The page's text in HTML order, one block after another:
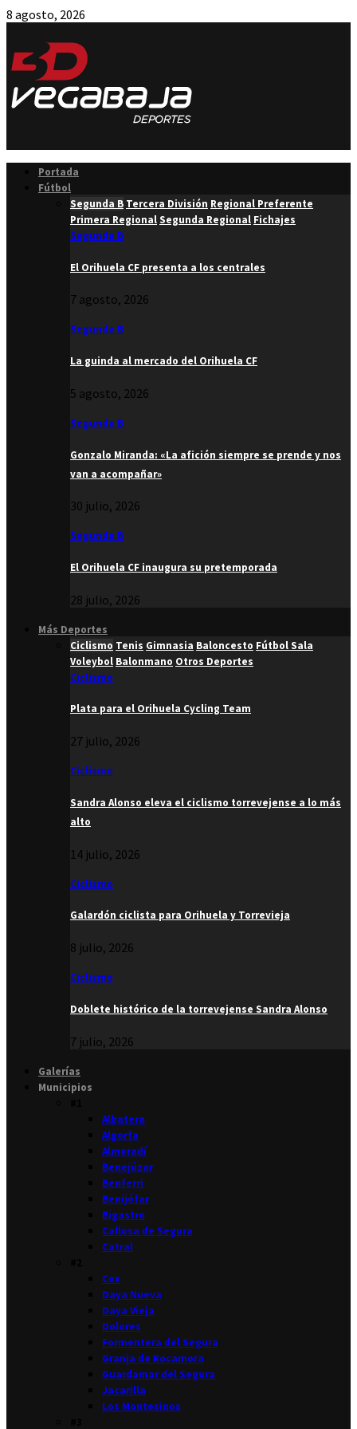
8 agosto, 2026
Portada
Fútbol
Segunda B Tercera División Regional Preferente
Primera RegionalSegunda Regional Fichajes
Segunda B
El Orihuela CF presenta a los centrales
7 agosto, 2026
Segunda B
La guinda al mercado del Orihuela CF
5 agosto, 2026
Segunda B
Gonzalo Miranda: «La afición siempre se prende y nos
van a acompañar»
30 julio, 2026
Segunda B
El Orihuela CF inaugura su pretemporada
28 julio, 2026
Más Deportes
Ciclismo Tenis Gimnasia Baloncesto Fútbol Sala
Voleybol Balonmano Otros Deportes
Ciclismo
Plata para el Orihuela Cycling Team
27 julio, 2026
Ciclismo
Sandra Alonso eleva el ciclismo torrevejense a lo más
alto
14 julio, 2026
Ciclismo
Galardón ciclista para Orihuela y Torrevieja
8 julio, 2026
Ciclismo
Doblete histórico de la torrevejense Sandra Alonso
7 julio, 2026
Galerías
Municipios
Albatera
Algorfa
Almoradí
Benejúzar
Benferri
Benijófar
Bigastro
Callosa de Segura
Catral
Cox
Daya Nueva
Daya Vieja
Dolores
Formentera del Segura
Granja de Rocamora
Guardamar del Segura
Jacarilla
Los Montesinos